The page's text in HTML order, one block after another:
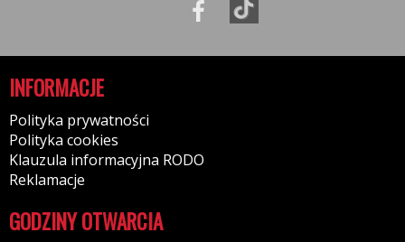
INFORMACJE
Polityka prywatności
Polityka cookies
Klauzula informacyjna RODO
Reklamacje
GODZINY OTWARCIA